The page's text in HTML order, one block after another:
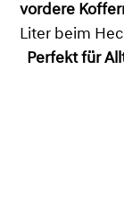
vordere
Liter beim
Perfekt für